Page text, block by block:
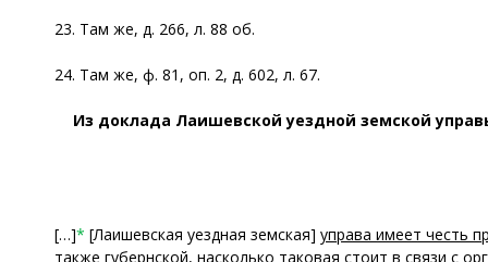
23. Там же, д. 266, л. 88 об.
24. Там же, ф. 81, оп. 2, д. 602, л. 67.
Из доклада Лаишевской уездной земской
[…]* [Лаишевская уездная земская] управа имеет честь
также губернской, насколько таковая стоит в связи с